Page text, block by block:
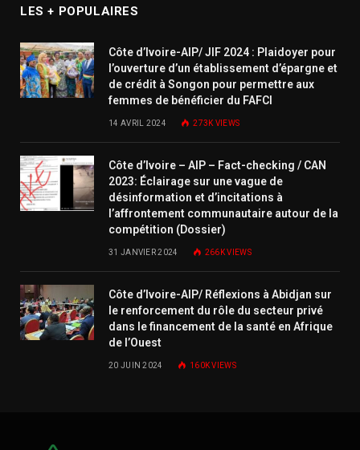
LES + POPULAIRES
Côte d’Ivoire-AIP/ JIF 2024 : Plaidoyer pour
l’ouverture d’un établissement d’épargne et
de crédit à Songon pour permettre aux
femmes de bénéficier du FAFCI
14 AVRIL 2024 273K VIEWS
Côte d’Ivoire – AIP – Fact-checking / CAN
2023: Éclairage sur une vague de
désinformation et d’incitations à
l’affrontement communautaire autour de la
compétition (Dossier)
31 JANVIER 2024 266KVIEWS
Côte d’Ivoire-AIP/ Réflexions à Abidjan sur
le renforcement du rôle du secteur privé
dans le financement de la santé en Afrique
de l’Ouest
20 JUIN 2024 160KVIEWS